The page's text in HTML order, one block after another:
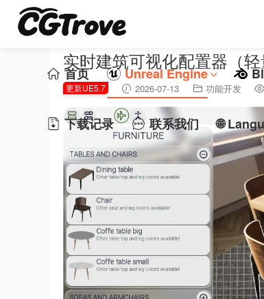
首页 Unreal Engine
下载记录 联系我们 🌐
实时建筑可视化配置器（
更新UE5.7 2026-07-13 功能开发